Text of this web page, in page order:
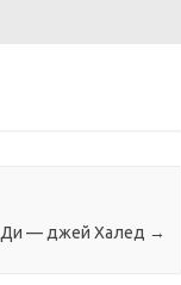
Ди — джей Халед →